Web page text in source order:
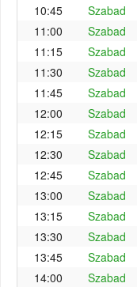
10:45
Szabad
11:00
Szabad
11:15
Szabad
11:30
Szabad
11:45
Szabad
12:00
Szabad
12:15
Szabad
12:30
Szabad
12:45
Szabad
13:00
Szabad
13:15
Szabad
13:30
Szabad
13:45
Szabad
14:00
Szabad